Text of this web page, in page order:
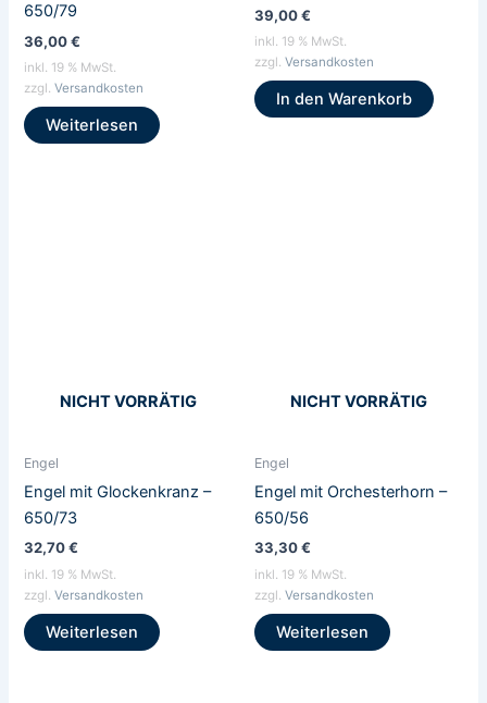
650/79
36,00€
inkl. 19 % MwSt.
zzgl.Versandkosten
Weiterlesen
39,00€
inkl. 19 % MwSt.
zzgl. Versandkosten
In den Warenkorb
NICHT VORRÄTIG
Engel
Engel mit Glockenkranz –
650/73
32,70€
inkl. 19 % MwSt.
zzgl.Versandkosten
Weiterlesen
NICHT VORRÄTIG
Engel
Engel mit Orchesterhorn –
650/56
33,30€
inkl. 19 % MwSt.
zzgl. Versandkosten
Weiterlesen